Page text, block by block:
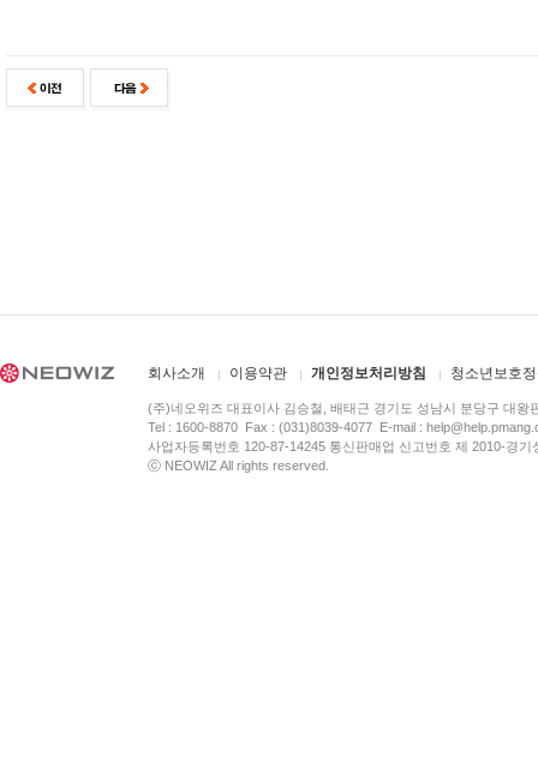
회사소개 이용약관 개인정보처리방침 청소년보호
(주)네오위즈 대표이사 김승철, 배태근 경기도 성남시 분당구 대왕
Tel : 1600-8870 Fax : (031)8039-4077 E-mail :
사업자등록번호 120-87-14245 통신판매업 신고번호 제 2010-경
ⓒ NEOWIZ All rights reserved.